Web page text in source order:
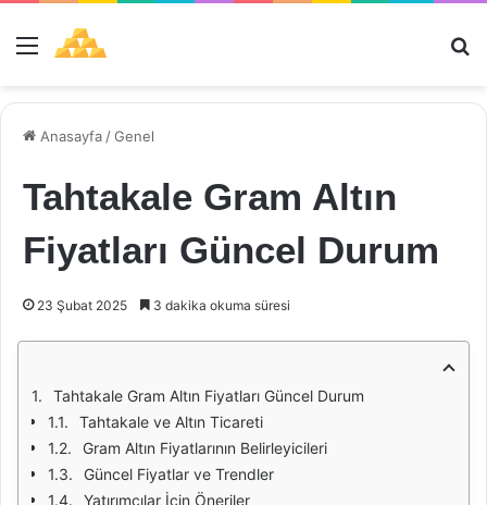
Menü
Anasayfa /Genel
Tahtakale Gram Altın
Fiyatları Güncel Durum
23 Şubat 2025 3 dakika okuma süresi
Tahtakale Gram Altın Fiyatları Güncel Durum
Tahtakale ve Altın Ticareti
Gram Altın Fiyatlarının Belirleyicileri
Güncel Fiyatlar ve Trendler
Yatırımcılar İçin Öneriler